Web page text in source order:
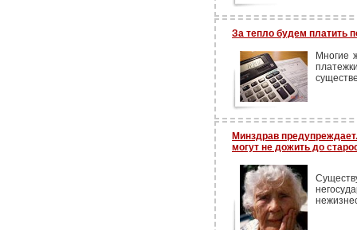
За тепло будем платить
Многие
Минздрав
могут не дожить до